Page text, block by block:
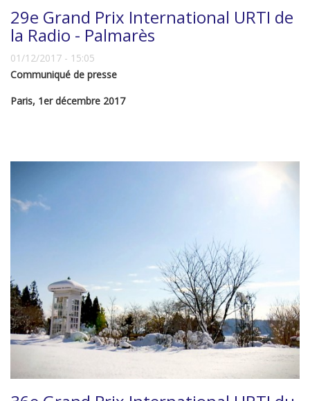
29e Grand Prix International URTI de
la Radio - Palmarès
01/12/2017 - 15:05
Communiqué de presse
Paris, 1er décembre 2017